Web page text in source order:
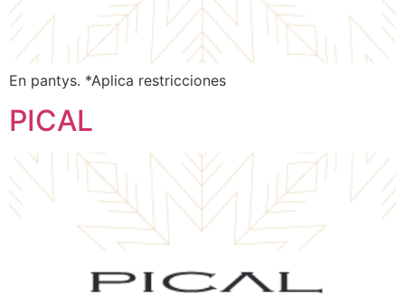
En pantys. *Aplica restricciones
PICAL